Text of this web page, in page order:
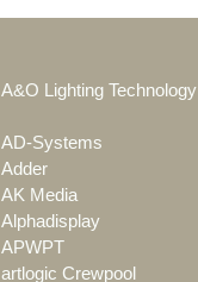
A&O Lighting Technology
AD-Systems
Adder
AK Media
Alphadisplay
APWPT
artlogic Crewpool